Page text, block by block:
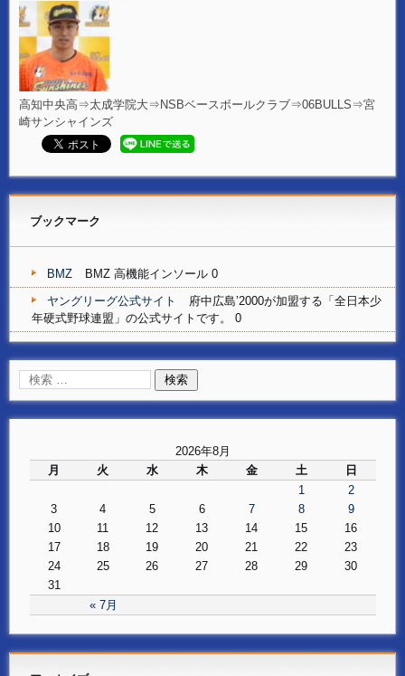
高知中央高⇒太成学院大⇒NSBベースボールクラブ⇒06BULLS⇒宮
崎サンシャインズ
ブックマーク
BMZ
BMZ 高機能インソール 0
ヤングリーグ公式サイト
府中広島’2000が加盟する「全日本少
年硬式野球連盟」の公式サイトです。 0
2026年8月
月
火 水 木 金 土 日
« 7月
1
2
3
4 5 6 7 8
9
10
11 12 13 14 15
16
17
18 19 20 21 22
23
24
25 26 27 28 29
30
31